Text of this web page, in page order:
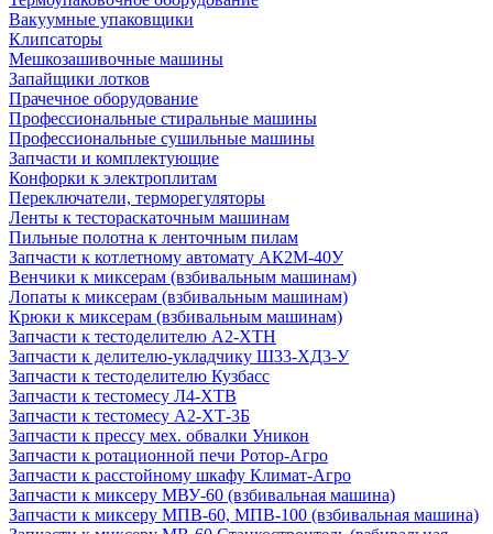
Вакуумные упаковщики
Клипсаторы
Мешкозашивочные машины
Запайщики лотков
Прачечное оборудование
Профессиональные стиральные машины
Профессиональные сушильные машины
Запчасти и комплектующие
Конфорки к электроплитам
Переключатели, терморегуляторы
Ленты к тестораскаточным машинам
Пильные полотна к ленточным пилам
Запчасти к котлетному автомату АК2М-40У
Венчики к миксерам (взбивальным машинам)
Лопаты к миксерам (взбивальным машинам)
Крюки к миксерам (взбивальным машинам)
Запчасти к тестоделителю А2-ХТН
Запчасти к делителю-укладчику Ш33-ХД3-У
Запчасти к тестоделителю Кузбасс
Запчасти к тестомесу Л4-ХТВ
Запчасти к тестомесу А2-ХТ-3Б
Запчасти к прессу мех. обвалки Уникон
Запчасти к ротационной печи Ротор-Агро
Запчасти к расстойному шкафу Климат-Агро
Запчасти к миксеру МВУ-60 (взбивальная машина)
Запчасти к миксеру МПВ-60, МПВ-100 (взбивальная машина)